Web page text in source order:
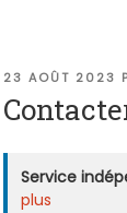
PUBLIÉ
23 AOÛT 2023
Service
plus